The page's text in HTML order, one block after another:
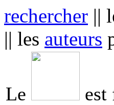
rechercher ||
|| les auteurs
Le est